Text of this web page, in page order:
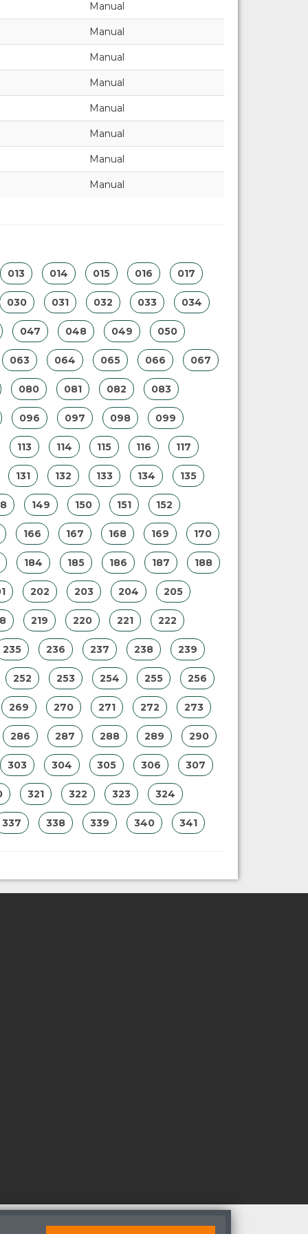
Manual
Manual
Manual
Manual
Manual
Manual
Manual
Manual
013 014 015 016 017
030 031 032 033 034
047 048 049 050
063 064 065 066 067
080 081 082 083
096 097 098 099
113 114 115 116 117
131 132 133 134 135
149 150 151 152
166 167 168 169 170
184 185 186 187 188
202 203 204 205
219 220 221 222
235 236 237 238 239
252 253 254 255 256
269 270 271 272 273
286 287 288 289 290
303 304 305 306 307
321 322 323 324
337 338 339 340 341